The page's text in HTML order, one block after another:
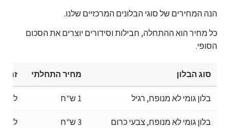
הנה המחירים של סוגי הבלונים המרכזיים שלנו.
כל מחיר הוא ההתחלה, חבילות וסידורים יוצרים את הסכום
הסופי.
סוג הבלון מחיר התחלתי זמן
בלון גומי לא מנופח, רגיל 1 ש"ח לא
בלון גומי לא מנופח, צבעי כרום 3 ש"ח לא